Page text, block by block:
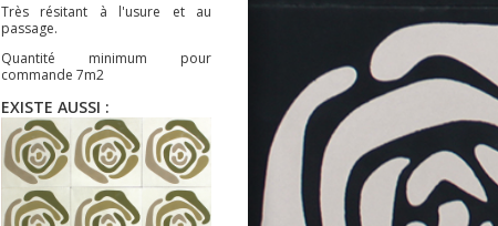
Très résitant à l'usure et au
passage.
Quantité minimum pour
commande 7m2
EXISTE AUSSI :